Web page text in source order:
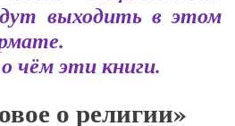
выходить в этом
чём эти книги.
о религии»